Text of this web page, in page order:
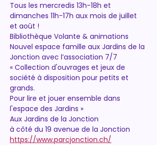
Tous les mercredis 13h-18h et
dimanches 11h-17h aux mois de juillet
et août !
Bibliothèque Volante & animations
Nouvel espace famille aux Jardins de la
Jonction avec l’association 7/7
« Collection d'ouvrages et jeux de
société à disposition pour petits et
grands.
Pour lire et jouer ensemble dans
l'espace des Jardins »
Aux Jardins de la Jonction
à côté du 19 avenue de la Jonction
https://www.parcjonction.ch/